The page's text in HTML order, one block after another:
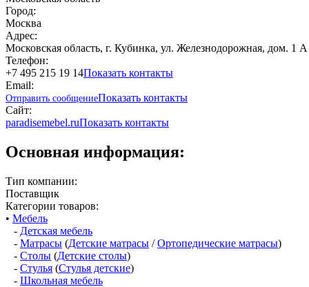
Город:
Москва
Адрес:
Московская область, г. Кубинка, ул. Железнодорожная, дом. 1 А
Телефон:
+7 495 215 19 14Показать контакты
Email:
Отправить сообщениеПоказать контакты
Сайт:
paradisemebel.ruПоказать контакты
Основная информация:
Тип компании:
Поставщик
Категории товаров:
• Мебель
- Детская мебель
- Матрасы (Детские матрасы /Ортопедические матрасы)
- Столы (Детские столы)
- Стулья (Стулья детские)
- Школьная мебель